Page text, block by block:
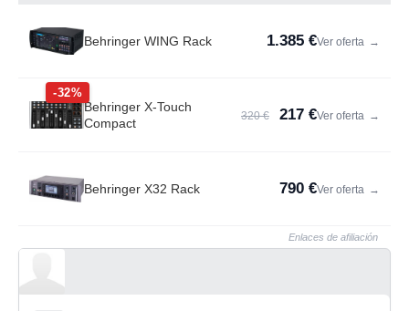
Behringer WING Rack 1.385 €Ver oferta →
-32%
Behringer X-Touch
Compact
320 € 217 €Ver oferta →
Behringer X32 Rack 790 €Ver oferta →
Enlaces de afiliación